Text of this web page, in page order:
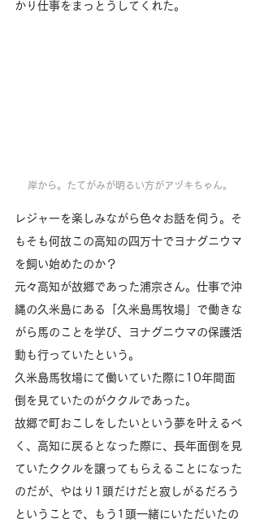
かり仕事をまっとうしてくれた。
岸から。たてがみが明るい方がアヅキちゃん。
レジャーを楽しみながら色々お話を伺う。そ
もそも何故この高知の四万十でヨナグニウマ
を飼い始めたのか？
元々高知が故郷であった浦宗さん。仕事で沖
縄の久米島にある「久米島馬牧場」で働きな
がら馬のことを学び、ヨナグニウマの保護活
動も行っていたという。
久米島馬牧場にて働いていた際に10年間面
倒を見ていたのがククルであった。
故郷で町おこしをしたいという夢を叶えるべ
く、高知に戻るとなった際に、長年面倒を見
ていたククルを譲ってもらえることになった
のだが、やはり1頭だけだと寂しがるだろう
ということで、もう1頭一緒にいただいたの